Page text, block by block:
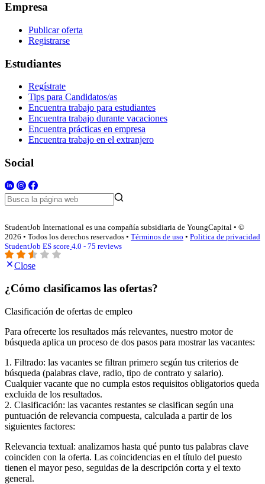
Empresa
Publicar oferta
Registrarse
Estudiantes
Regístrate
Tips para Candidatos/as
Encuentra trabajo para estudiantes
Encuentra trabajo durante vacaciones
Encuentra prácticas en empresa
Encuentra trabajo en el extranjero
Social
StudentJob International es una compañía subsidiaria de YoungCapital • ©
2026 • Todos los derechos reservados • Términos de uso • Politica de privacidad
StudentJob ES score 4.0 - 75 reviews
Close
¿Cómo clasificamos las ofertas?
Clasificación de ofertas de empleo
Para ofrecerte los resultados más relevantes, nuestro motor de
búsqueda aplica un proceso de dos pasos para mostrar las vacantes:
1. Filtrado: las vacantes se filtran primero según tus criterios de
búsqueda (palabras clave, radio, tipo de contrato y salario).
Cualquier vacante que no cumpla estos requisitos obligatorios queda
excluida de los resultados.
2. Clasificación: las vacantes restantes se clasifican según una
puntuación de relevancia compuesta, calculada a partir de los
siguientes factores:
Relevancia textual: analizamos hasta qué punto tus palabras clave
coinciden con la oferta. Las coincidencias en el título del puesto
tienen el mayor peso, seguidas de la descripción corta y el texto
general.